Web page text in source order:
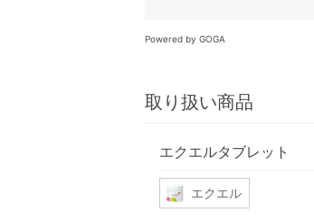
Powered by GOGA
取り扱い商品
エクエルタブレット
エクエル